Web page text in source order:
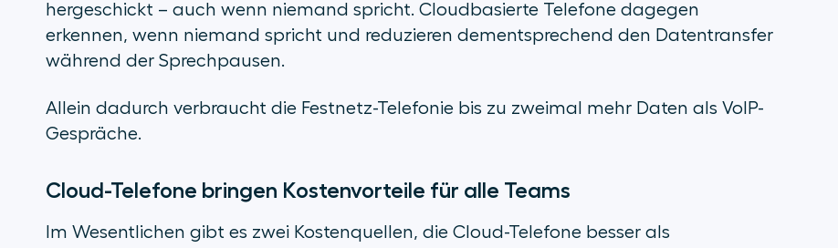
hergeschickt – auch wenn niemand spricht. Cloudbasierte Telefone dagegen
erkennen, wenn niemand spricht und reduzieren dementsprechend den Datentransfer
während der Sprechpausen.
Allein dadurch verbraucht die Festnetz-Telefonie bis zu zweimal mehr Daten als VoIP-
Gespräche.
Cloud-Telefone bringen Kostenvorteile für alle Teams
Im Wesentlichen gibt es zwei Kostenquellen, die Cloud-Telefone besser als